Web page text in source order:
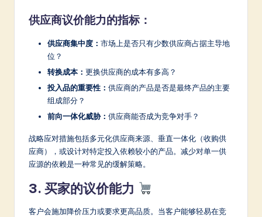
供应商议价能力的指标：
供应商集中度： 市场上是否只有少数供应商占据主导地
位？
转换成本： 更换供应商的成本有多高？
投入品的重要性： 供应商的产品是否是最终产品的主要
组成部分？
前向一体化威胁： 供应商能否成为竞争对手？
战略应对措施包括多元化供应商来源、垂直一体化（收购供
应商），或设计对特定投入依赖较小的产品。减少对单一供
应源的依赖是一种常见的缓解策略。
3. 买家的议价能力
客户会施加降价压力或要求更高品质。当客户能够轻易在竞